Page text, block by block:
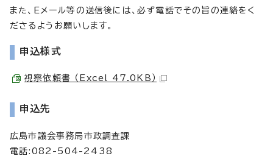
また、Eメール等の送信後には、必ず電話でその旨の連絡をく
ださるようお願いします。
申込様式
視察依頼書 （Excel 47.0KB）
申込先
広島市議会事務局市政調査課
電話:082-504-2438